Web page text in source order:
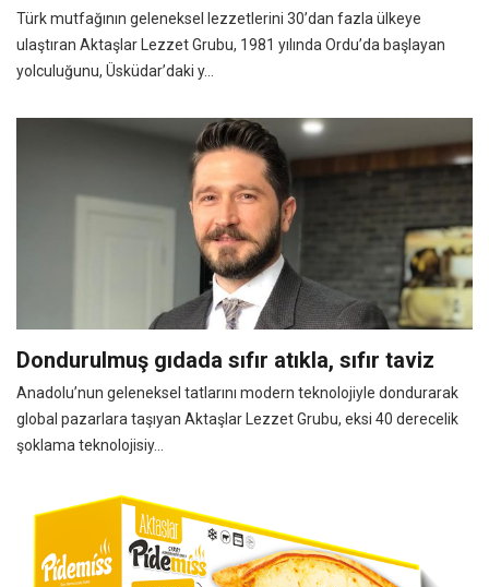
Türk mutfağının geleneksel lezzetlerini 30’dan fazla ülkeye
ulaştıran Aktaşlar Lezzet Grubu, 1981 yılında Ordu’da başlayan
yolculuğunu, Üsküdar’daki y...
Dondurulmuş gıdada sıfır atıkla, sıfır taviz
Anadolu’nun geleneksel tatlarını modern teknolojiyle dondurarak
global pazarlara taşıyan Aktaşlar Lezzet Grubu, eksi 40 derecelik
şoklama teknolojisiy...